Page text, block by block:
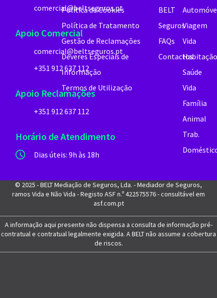
Viagem
Vida
Saúde
Vida
Família
Animal
Trab.
BELT
Seguros
FAQs
Contactos
Política de Cookies
Política de Tratamento
Gestão de Reclamações
Deveres Especiais de
Informação
Termos de Utilização
comercial@beltseguros.pt
Apoio Comercial
comercial@beltseguros.pt
+351 912 637 112
Apoio Reclamações
+351 912 637 112
Horário de Atendimento
Dias úteis: 9h às 18h
© 2025 - BELT Mediação de Seguros, Lda. - Mediador de Seguros,
ramos Vida e Não Vida - Registo ASF n.º 422575576 - consultável em
asf.com.pt
A informação aqui presente não dispensa a consulta de informação pré-
contratual e contratual legalmente exigida. A BELT não assume a cobertura
de riscos.